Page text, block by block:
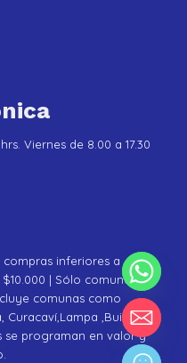
Viernes de 8.00 a 17.30
compras inferiores a
| Sólo comunas de
comunas como
,Buin
se programan en valor y